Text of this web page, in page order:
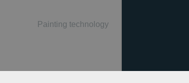
Painting technology